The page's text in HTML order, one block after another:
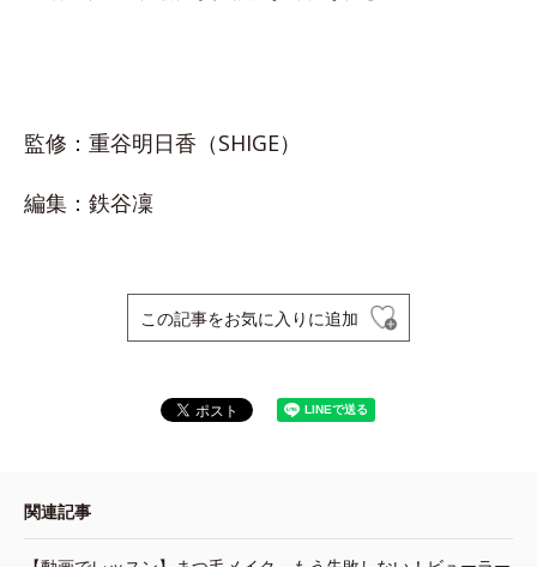
監修：重谷明日香（SHIGE）
編集：鉄谷凜
この記事をお気に入りに追加
関連記事